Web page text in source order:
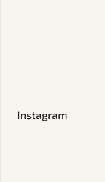
Instagram